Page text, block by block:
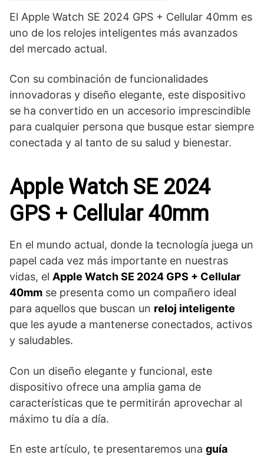
El Apple Watch SE 2024 GPS + Cellular 40mm es
uno de los relojes inteligentes más avanzados
del mercado actual.
Con su combinación de funcionalidades
innovadoras y diseño elegante, este dispositivo
se ha convertido en un accesorio imprescindible‌
para cualquier ​persona que busque estar⁤ siempre
conectada y al tanto de su salud y bienestar.
Apple Watch SE 2024
GPS + Cellular 40mm
En el mundo actual, donde la tecnología juega un
papel cada vez más importante en nuestras
vidas, el Apple Watch SE 2024 GPS + Cellular
40mm se presenta como un compañero ideal
para aquellos que buscan un reloj inteligente
que les ayude a mantenerse conectados, activos
y saludables.
Con un diseño elegante y funcional, este
dispositivo ofrece una amplia gama de
características que te permitirán aprovechar al
máximo tu día a día.
En este artículo, te presentaremos una guía